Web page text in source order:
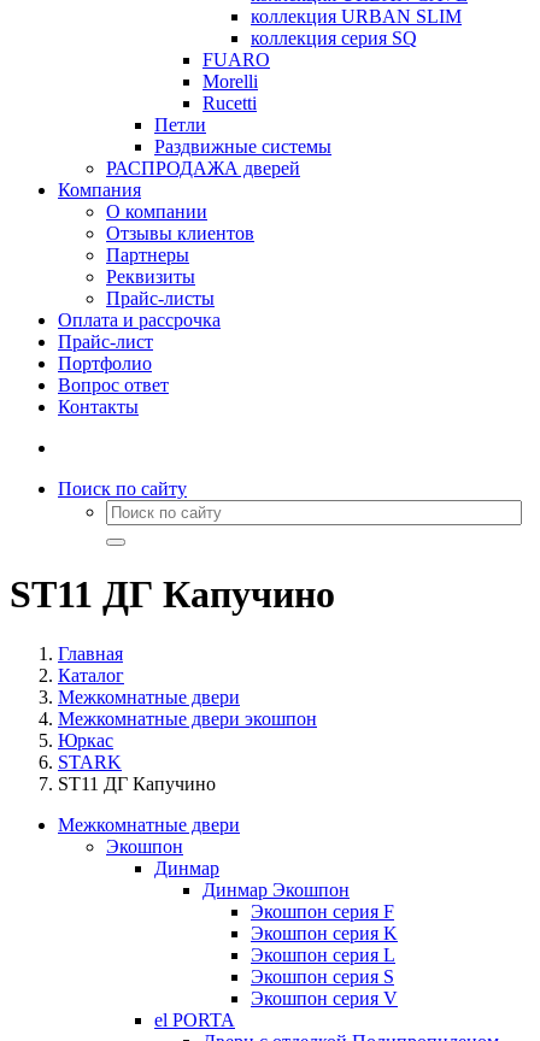
коллекция URBAN SLIM
коллекция серия SQ
FUARO
Morelli
Rucetti
Петли
Раздвижные системы
РАСПРОДАЖА дверей
Компания
О компании
Отзывы клиентов
Партнеры
Реквизиты
Прайс-листы
Оплата и рассрочка
Прайс-лист
Портфолио
Вопрос ответ
Контакты
Поиск по сайту
ST11 ДГ Капучино
Главная
Каталог
Межкомнатные двери
Межкомнатные двери экошпон
Юркас
STARK
ST11 ДГ Капучино
Межкомнатные двери
Экошпон
Динмар
Динмар Экошпон
Экошпон серия F
Экошпон серия K
Экошпон серия L
Экошпон серия S
Экошпон серия V
el PORTA